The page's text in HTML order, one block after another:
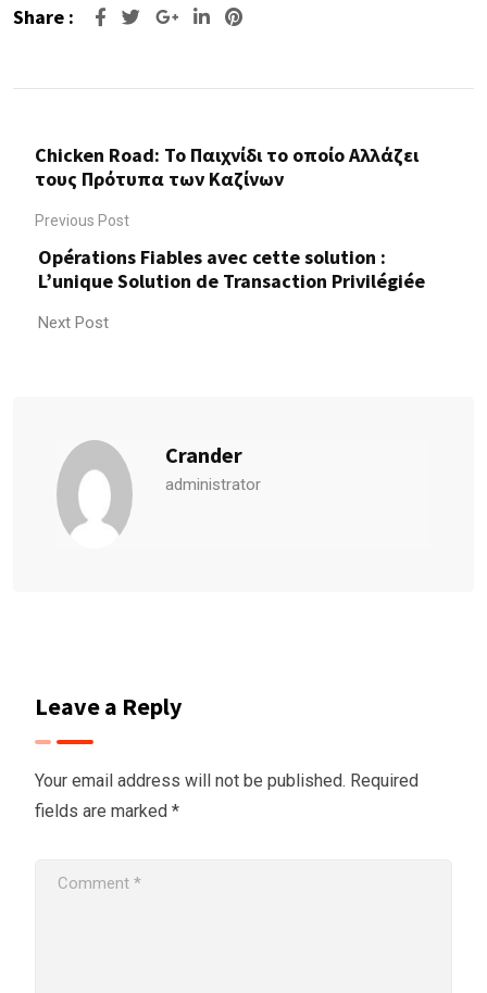
Share : Google+LinkedIn
Pinterest
Chicken Road: Το Παιχνίδι το οποίο Αλλάζει
τους Πρότυπα των Καζίνων
Previous Post
Opérations Fiables avec cette solution :
L’unique Solution de Transaction Privilégiée
Next Post
Crander
administrator
Leave a Reply
Your email address will not be published. Required
fields are marked *